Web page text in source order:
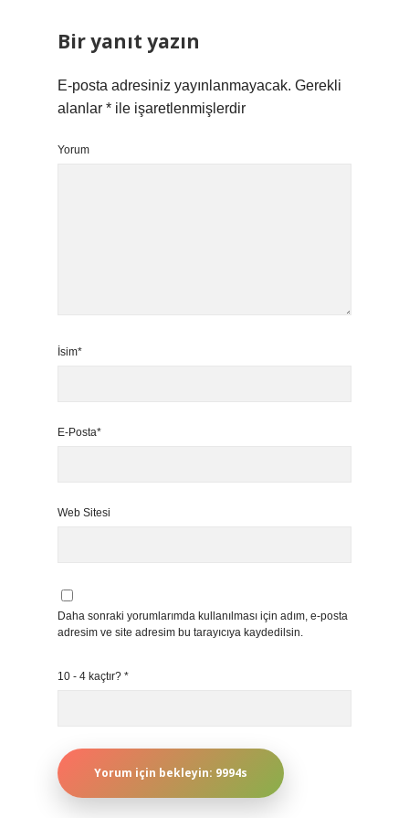
Bir yanıt yazın
E-posta adresiniz yayınlanmayacak. Gerekli
alanlar * ile işaretlenmişlerdir
Yorum
İsim*
E-Posta*
Web Sitesi
Daha sonraki yorumlarımda kullanılması için adım, e-posta
adresim ve site adresim bu tarayıcıya kaydedilsin.
10 - 4 kaçtır? *